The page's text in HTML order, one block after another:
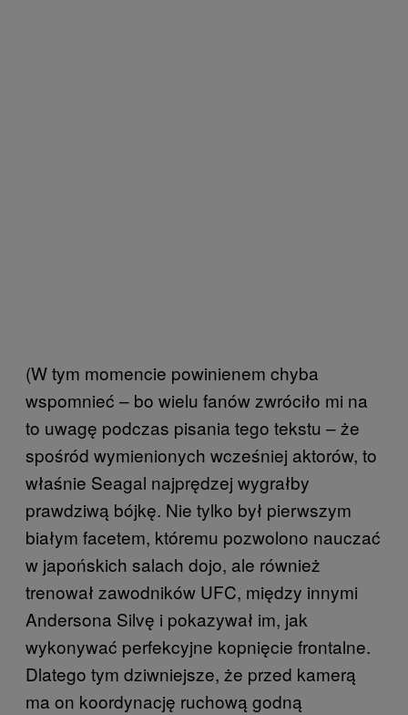
(W tym momencie powinienem chyba
wspomnieć – bo wielu fanów zwróciło mi na
to uwagę podczas pisania tego tekstu – że
spośród wymienionych wcześniej aktorów, to
właśnie Seagal najprędzej wygrałby
prawdziwą bójkę. Nie tylko był pierwszym
białym facetem, któremu pozwolono nauczać
w japońskich salach dojo, ale również
trenował zawodników UFC, między innymi
Andersona Silvę i pokazywał im, jak
wykonywać perfekcyjne kopnięcie frontalne.
Dlatego tym dziwniejsze, że przed kamerą
ma on koordynację ruchową godną